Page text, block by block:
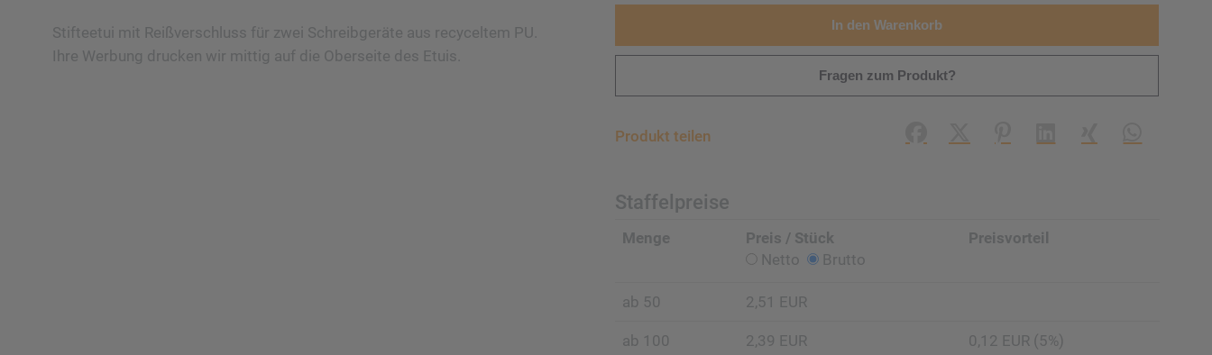
Stifteetui mit Reißverschluss für zwei Schreibgeräte aus recyceltem PU.
Ihre Werbung drucken wir mittig auf die Oberseite des Etuis.
In den Warenkorb
Fragen zum Produkt?
Produkt teilen Facebook
X PinterestLinkedInXing WhatsApp
Staffelpreise
Menge
Preis / Stück
Netto
Brutto
Preisvorteil
ab 50 2,51 EUR
ab 100 2,39 EUR 0,12 EUR (5%)